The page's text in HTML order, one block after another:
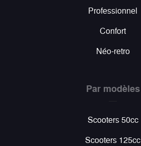
Professionnel
Confort
Néo-retro
Par modèles
Scooters 50cc
Scooters 125cc